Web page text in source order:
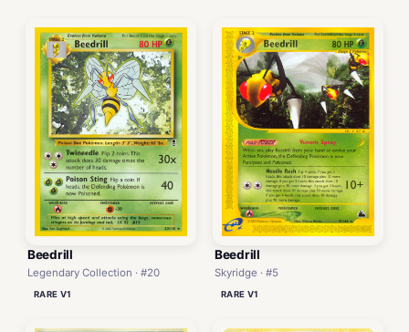
Beedrill
Legendary Collection · #20
RARE V1
Beedrill
Skyridge · #5
RARE V1